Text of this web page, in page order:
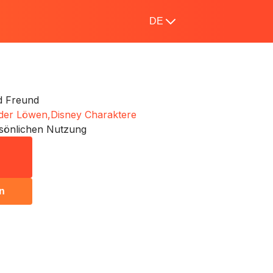
DE
Freund
Löwen,Disney Charaktere
Nutzung